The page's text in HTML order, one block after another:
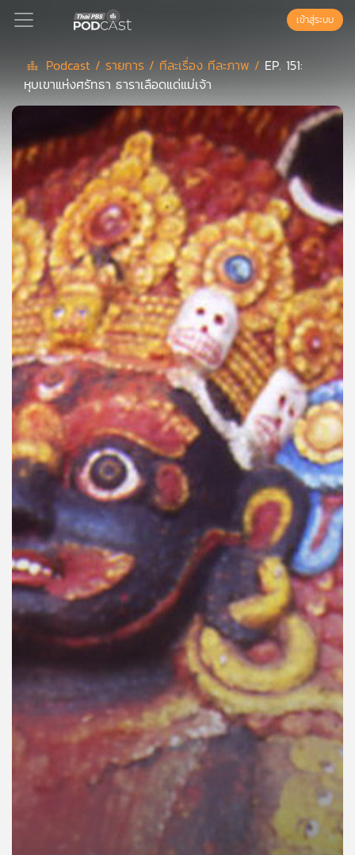
Podcast
เพล
ย์
สต์
แนะนำ
เพล
ย์
ลิ
สต์
ของ
คุณ
เพลง
บทความ
ข่าว
และ
กิจกรรม
เกี่ยว
เครือ
เข้าสู่ระบบ
Podcast / รายการ / ทีละเรื่อง ทีละภาพ / EP. 151:
หุบเขาแห่งศรัทธา ธาราเลือดแด่แม่เจ้า